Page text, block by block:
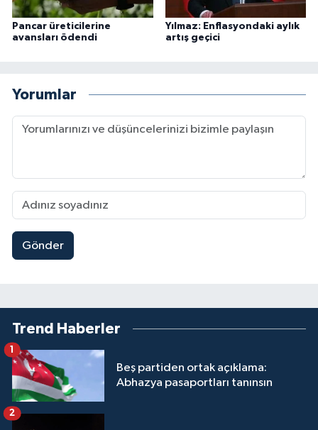
Pancar üreticilerine
avansları ödendi
Yılmaz: Enflasyondaki aylık
artış geçici
Yorumlar
Gönder
Trend Haberler
Beş partiden ortak açıklama:
Abhazya pasaportları tanınsın
1
2